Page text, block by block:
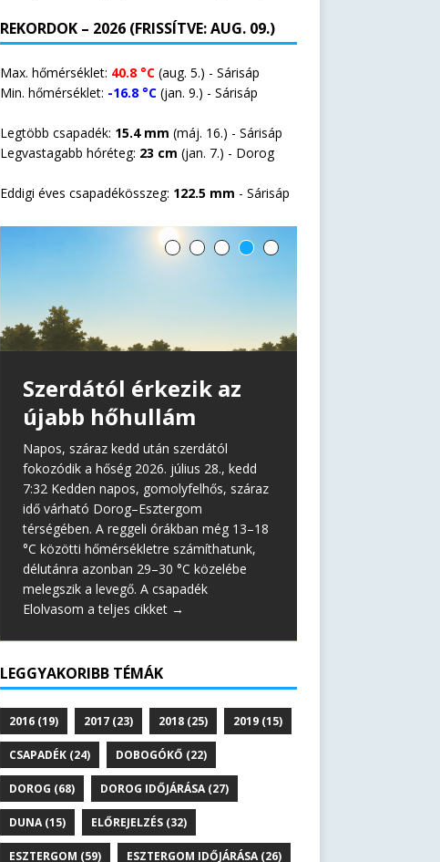
REKORDOK – 2026 (FRISSÍTVE: AUG. 09.)
Max. hőmérséklet: 40.8 °C(aug. 5.) - Sárisáp
Min. hőmérséklet: -16.8 °C(jan. 9.) - Sárisáp
Legtöbb csapadék: 15.4 mm (máj. 16.) - Sárisáp
Legvastagabb hóréteg: 23 cm (jan. 7.) - Dorog
Eddigi éves csapadékösszeg: 122.5 mm - Sárisáp
Szerdától érkezik az
újabb hőhullám
Napos, száraz kedd után szerdától
fokozódik a hőség 2026. július 28., kedd
7:32 Kedden napos, gomolyfelhős, száraz
idő várható Dorog–Esztergom
térségében. A reggeli órákban még 13–18
°C közötti hőmérsékletre számíthatunk,
délutánra azonban 29–30 °C közelébe
melegszik a levegő. A csapadék
Elolvasom a teljes cikket →
LEGGYAKORIBB TÉMÁK
2016(19) 2017(23) 2018(25) 2019(15)
CSAPADÉK(24) DOBOGÓKŐ (22)
DOROG (68) DOROG IDŐJÁRÁSA(27)
DUNA(15) ELŐREJELZÉS(32)
ESZTERGOM (59) ESZTERGOM IDŐJÁRÁSA(26)